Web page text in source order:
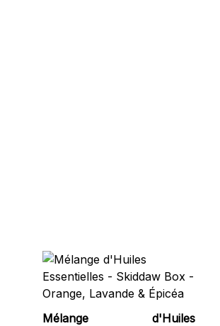
Mélange d'Huiles